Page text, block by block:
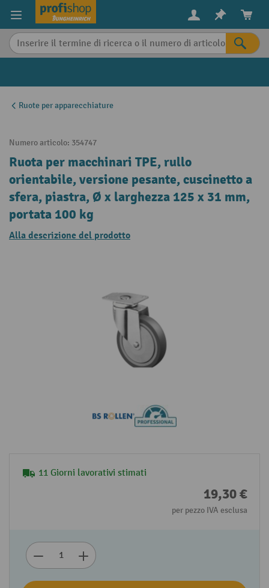
content
Ruote per apparecchiature
Numero articolo: 354747
Ruota per macchinari TPE, rullo
orientabile, versione pesante, cuscinetto a
sfera, piastra, Ø x larghezza 125 x 31 mm,
portata 100 kg
Alla descrizione del prodotto
11 Giorni lavorativi stimati
19,30 €
per pezzo IVA esclusa